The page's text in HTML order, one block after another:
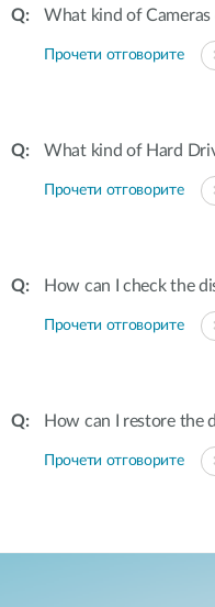
What kind of
Прочети отговорите
What kind of Hard
Прочети отговорите
How can I check the
Прочети отговорите
How can I restore the
Прочети отговорите